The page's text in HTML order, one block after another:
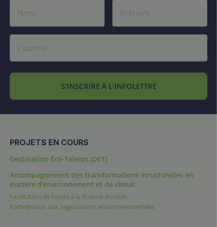
S'INSCRIRE À L'INFOLETTRE
PROJETS EN COURS
Destination Éco-Talents (DET)
Accompagnement des transformations structurelles en
matière d’environnement et de climat
Facilitation de l’accès à la finance durable
Participation aux négociations environnementales